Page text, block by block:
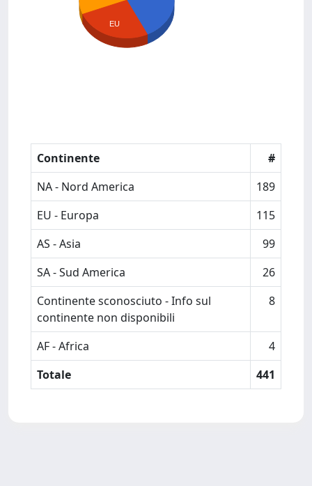
EU
Continente
#
NA - Nord America
189
EU - Europa
115
AS - Asia
99
SA - Sud America
26
Continente sconosciuto - Info sul
continente non disponibili
8
AF - Africa
4
Totale
441